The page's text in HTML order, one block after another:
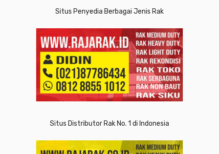
Situs Penyedia Berbagai Jenis Rak
Situs Distributor Rak No. 1 di Indonesia